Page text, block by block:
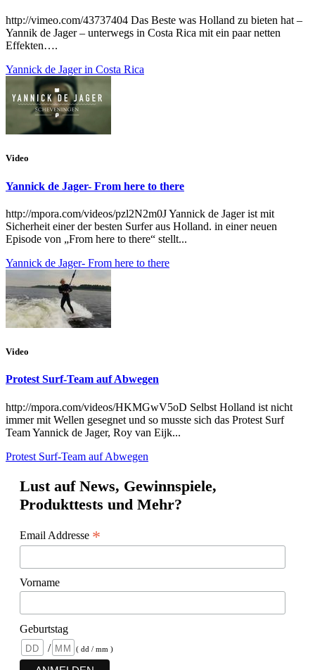
http://vimeo.com/43737404 Das Beste was Holland zu bieten hat –
Yannik de Jager – unterwegs in Costa Rica mit ein paar netten
Effekten….
Yannick de Jager in Costa Rica
Video
Yannick de Jager- From here to there
http://mpora.com/videos/pzl2N2m0J Yannick de Jager ist mit
Sicherheit einer der besten Surfer aus Holland. in einer neuen
Episode von „From here to there“ stellt...
Yannick de Jager- From here to there
Video
Protest Surf-Team auf Abwegen
http://mpora.com/videos/HKMGwV5oD Selbst Holland ist nicht
immer mit Wellen gesegnet und so musste sich das Protest Surf
Team Yannick de Jager, Roy van Eijk...
Protest Surf-Team auf Abwegen
Lust auf News, Gewinnspiele,
Produkttests und Mehr?
Email Addresse *
Vorname
Geburtstag
/
( dd / mm )